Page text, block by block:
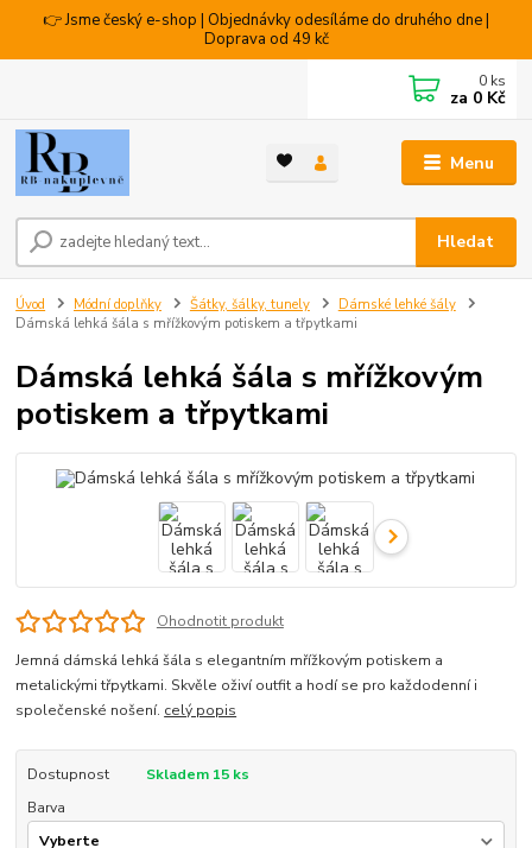
👉 Jsme český e-shop | Objednávky odesíláme do druhého dne |
Doprava od 49 kč
Menu
Hledat
0 ks
za 0 Kč
Úvod Módní doplňky Šátky, šálky, tunely
Dámské lehké šály
Dámská lehká šála s mřížkovým potiskem a třpytkami
Dámská lehká šála s mřížkovým
potiskem a třpytkami
Ohodnotit produkt
Jemná dámská lehká šála s elegantním mřížkovým potiskem a
metalickými třpytkami. Skvěle oživí outfit a hodí se pro každodenní i
společenské nošení. celý popis
Dostupnost
Skladem 15 ks
Barva